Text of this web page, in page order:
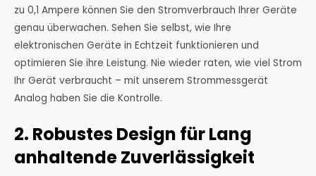
zu 0,1 Ampere können Sie den Stromverbrauch Ihrer Geräte
genau überwachen. Sehen Sie selbst, wie Ihre
elektronischen Geräte in Echtzeit funktionieren und
optimieren Sie ihre Leistung. Nie wieder raten, wie viel Strom
Ihr Gerät verbraucht – mit unserem Strommessgerät
Analog haben Sie die Kontrolle.
2. Robustes Design für Lang
anhaltende Zuverlässigkeit